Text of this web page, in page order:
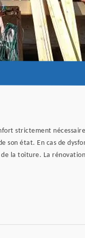
strictement
état. En cas de
la toiture. La